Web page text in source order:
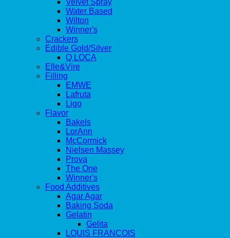
Velvet Spray
Water Based
Wilton
Winner's
Crackers
Edible Gold/Silver
Q LOCA
Elle&Vire
Filling
EMWE
Lafruta
Ligo
Flavor
Bakels
LorAnn
McCormick
Nielsen Massey
Prova
The One
Winner's
Food Additives
Agar Agar
Baking Soda
Gelatin
Gelita
LOUIS FRANCOIS